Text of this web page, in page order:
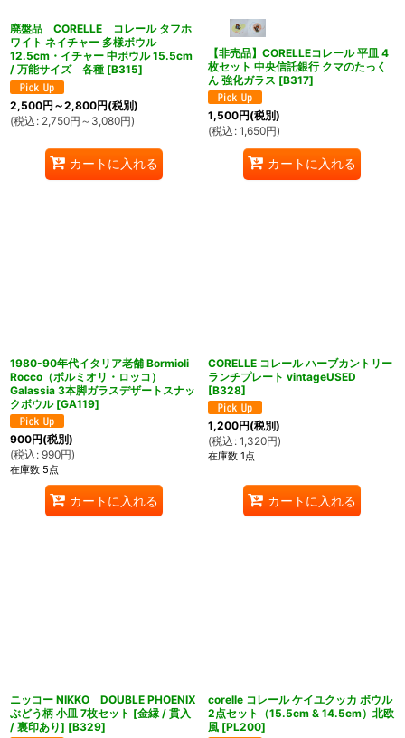
廃盤品 CORELLE コレール タフホ
ワイト ネイチャー 多様ボウル
12.5cm・イチャー 中ボウル 15.5cm
/ 万能サイズ 各種 [B315]
2,500円 ～2,800円(税別)
(税込 : 2,750円 ～3,080円)
カートに入れる
【非売品】CORELLEコレール 平皿 4
枚セット 中央信託銀行 クマのたっく
ん 強化ガラス [B317]
1,500円(税別)
(税込 : 1,650円)
カートに入れる
1980-90年代イタリア老舗 Bormioli
Rocco（ボルミオリ・ロッコ）
Galassia 3本脚ガラスデザートスナッ
クボウル [GA119]
900円(税別)
(税込 : 990円)
在庫数 5点
カートに入れる
CORELLE コレール ハーブカントリー
ランチプレート vintageUSED
[B328]
1,200円(税別)
(税込 : 1,320円)
在庫数 1点
カートに入れる
ニッコー NIKKO DOUBLE PHOENIX
ぶどう柄 小皿 7枚セット [金縁 / 貫入
/ 裏印あり] [B329]
corelle コレール ケイユクッカ ボウル
2点セット（15.5cm & 14.5cm）北欧
風 [PL200]